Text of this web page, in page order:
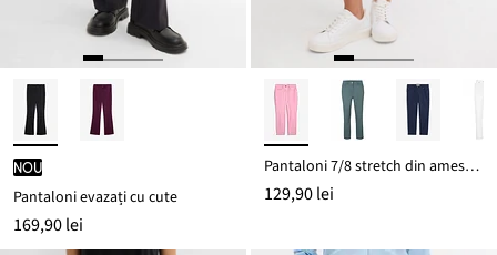
nou
Pantaloni evazați cu cute
169,90 lei
Pantaloni 7/8 stretch din amestec cu bumbac
129,90 lei